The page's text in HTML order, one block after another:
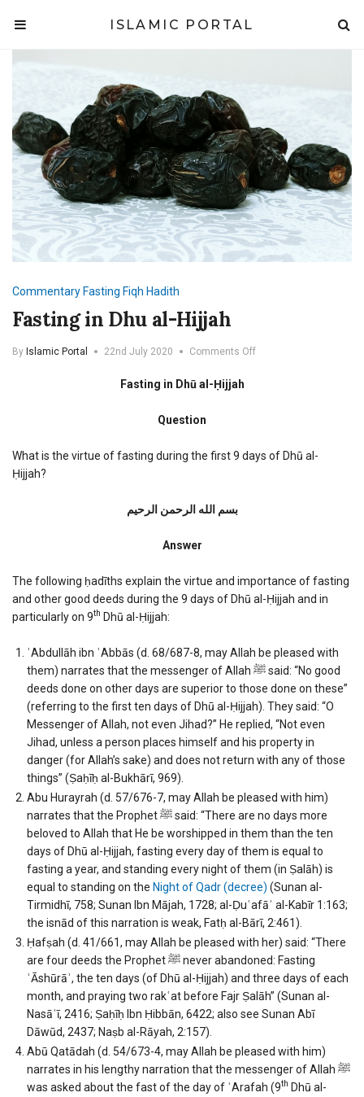
ISLAMIC PORTAL
CommentaryFasting Fiqh Hadith
Fasting in Dhu al-Hijjah
By Islamic Portal 22nd July 2020 Comments Offon
Fasting in Dhū al-Ḥijjah
Question
What is the virtue of fasting during the first 9 days of Dhū al-
Ḥijjah?
بسم الله الرحمن الرحیم
Answer
The following ḥadīths explain the virtue and importance of fasting
and other good deeds during the 9 days of Dhū al-Ḥijjah and in
particularly on 9th Dhū al-Ḥijjah:
ʿAbdullāh ibn ʿAbbās (d. 68/687-8, may Allah be pleased with
them) narrates that the messenger of Allah ﷺ said: “No good
deeds done on other days are superior to those done on these”
(referring to the first ten days of Dhū al-Ḥijjah). They said: “O
Messenger of Allah, not even Jihad?” He replied, “Not even
Jihad, unless a person places himself and his property in
danger (for Allah’s sake) and does not return with any of those
things” (Ṣaḥīḥ al-Bukhārī, 969).
Abu Hurayrah (d. 57/676-7, may Allah be pleased with him)
narrates that the Prophet ﷺ said: “There are no days more
beloved to Allah that He be worshipped in them than the ten
days of Dhū al-Ḥijjah, fasting every day of them is equal to
fasting a year, and standing every night of them (in Ṣalāh) is
equal to standing on the Night of Qadr (decree) (Sunan al-
Tirmidhī, 758; Sunan Ibn Mājah, 1728; al-Ḍuʿafāʾ al-Kabīr 1:163;
the isnād of this narration is weak, Fatḥ al-Bārī, 2:461).
Ḥafṣah (d. 41/661, may Allah be pleased with her) said: “There
are four deeds the Prophet ﷺ never abandoned: Fasting
ʿĀshūrāʾ, the ten days (of Dhū al-Ḥijjah) and three days of each
month, and praying two rakʿat before Fajr Ṣalāh” (Sunan al-
Nasāʾī, 2416; Ṣaḥīḥ Ibn Ḥibbān, 6422; also see Sunan Abī
Dāwūd, 2437; Naṣb al-Rāyah, 2:157).
Abū Qatādah (d. 54/673-4, may Allah be pleased with him)
narrates in his lengthy narration that the messenger of Allah ﷺ
was asked about the fast of the day of ʿArafah (9th Dhū al-